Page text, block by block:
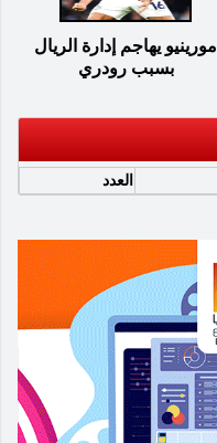
مورينيو يهاجم إدارة الريال
بسبب رودري
العدد